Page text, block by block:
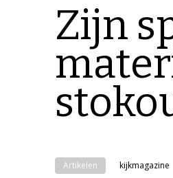
Zijn
Artikelen kijkmagazine